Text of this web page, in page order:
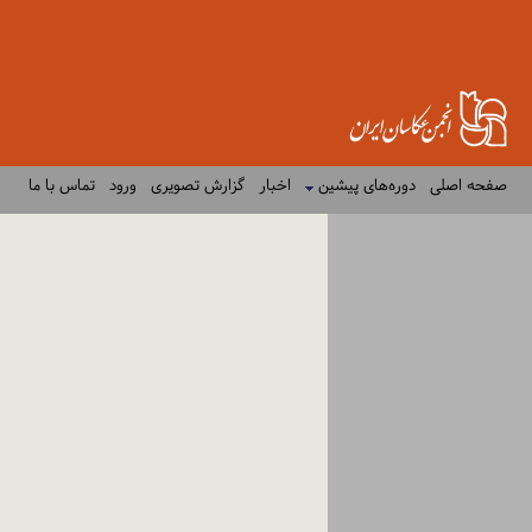
صفحه اصلی دوره‌های پیشین اخبار گزارش تصویری ورود تماس با ما